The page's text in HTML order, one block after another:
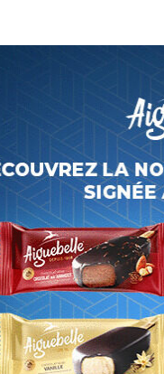
la pomme
est hautement
à partir du Maroc.
restent hors de
de vivres